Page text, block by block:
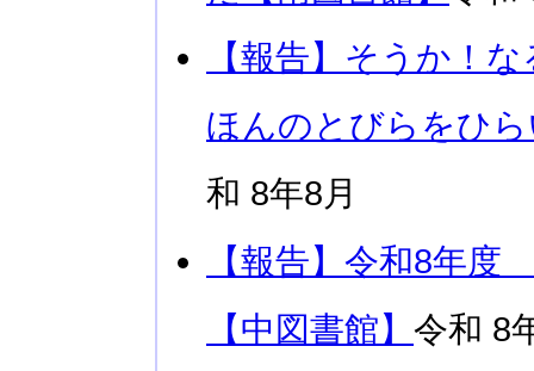
【報告】そうか！
ほんのとびらをひ
和 8年8月
【報告】令和8年
【中図書館】 令和 8